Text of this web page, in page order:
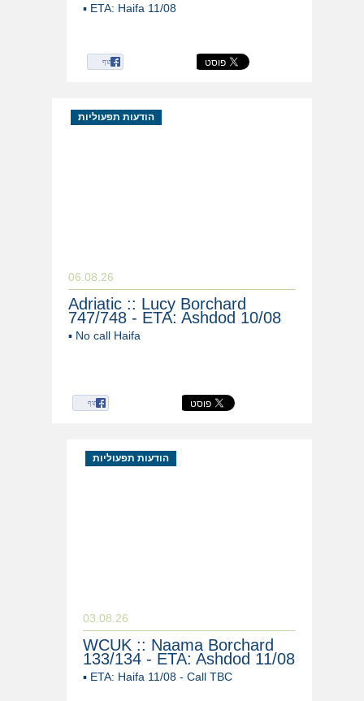
▪ ETA: Haifa 11/08
שיתוף
הודעות תפעוליות
06.08.26
Adriatic :: Lucy Borchard
747/748 - ETA: Ashdod 10/08
▪ No call Haifa
שיתוף
הודעות תפעוליות
03.08.26
WCUK :: Naama Borchard
133/134 - ETA: Ashdod 11/08
▪ ETA: Haifa 11/08 - Call TBC